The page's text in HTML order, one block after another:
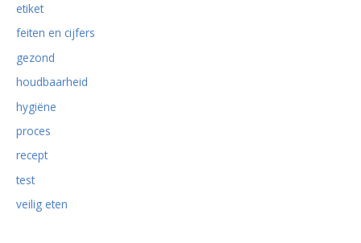
etiket
feiten en cijfers
gezond
houdbaarheid
hygiëne
proces
recept
test
veilig eten